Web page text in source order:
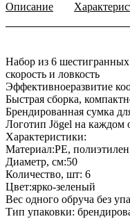
Описание
Набор из 6
скорость и ловкость
Эффективноеразвитие
Быстрая сборка,
Брендированная сумка
Логотип Jögel на каждом
Характеристики:
Материал:PE, полиэтилен
Диаметр, см:50
Количество, шт: 6
Цвет:ярко-зеленый
Вес одного обруча без
Тип упаковки: